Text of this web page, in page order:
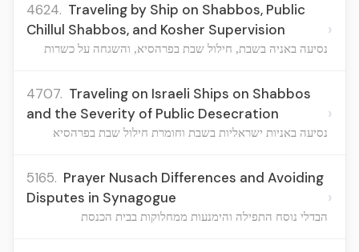
4624. Traveling by Ship on Shabbos, Public
Chillul Shabbos, and Kosher Supervision
נסיעה באניה בשבת, חילול שבת בפרהסיא, והשגחה על כשרות
›
4707. Traveling on Israeli Ships on Shabbos
and the Severity of Public Desecration
נסיעה באניות ישראליות בשבת וחומרת חילול שבת בפרהסיא
›
5165. Prayer Nusach Differences and Avoiding
Disputes in Synagogue
הבדלי נוסח התפילה והימנעות ממחלוקות בבית הכנסת
›